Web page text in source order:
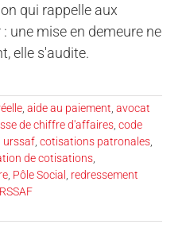
qui rappelle aux
une mise en demeure ne
elle s'audite.
aide au paiement avocat
de chiffre d'affaires code
urssaf cotisations patronales
de cotisations
Pôle Social redressement